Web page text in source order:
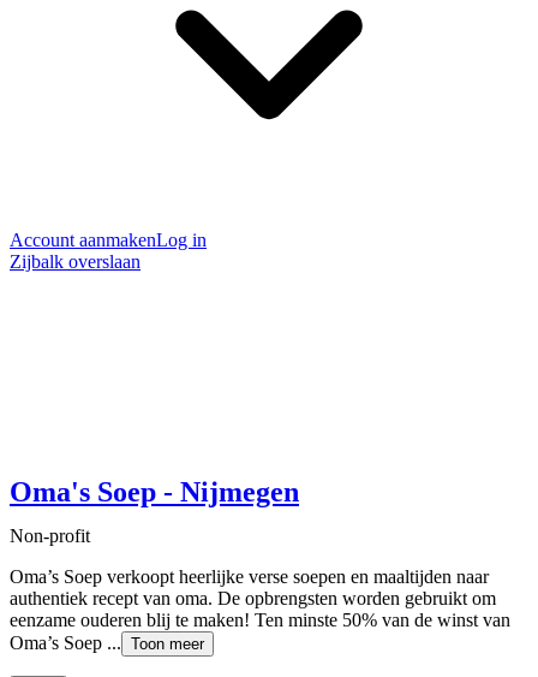
Account aanmakenLog in
Zijbalk overslaan
Oma's Soep - Nijmegen
Non-profit
Oma’s Soep verkoopt heerlijke verse soepen en maaltijden naar
authentiek recept van oma. De opbrengsten worden gebruikt om
eenzame ouderen blij te maken! Ten minste 50% van de winst van
Oma’s Soep ... Toon meer